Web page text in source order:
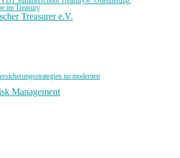
im Treasury
Treasurer e.V.
im modernen
Management